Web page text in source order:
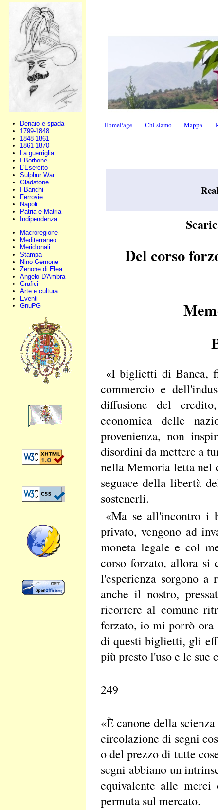
Denaro e spada
1799-1848
1848-1861
1861-1870
La guerriglia
I Borbone
L'Esercito
Sulphur War
Gladstone
I Banchi
Ferrovie
Napoli
Patria e Matria
Indipendenza
Macroregione
Mediterraneo
Meridionali
Stampa
Nino Gernone
Zenone di Elea
Angelo D'Ambra
Grafici
Arte e cultura
Eventi
GnuPG
HomePage Chi siamo Mappa
Del corso
«I biglietti di Banca,
commercio e
diffusione del
economica delle
provenienza, non
disordini da mettere a
nella Memoria letta nel
seguace della libertà
sostenerli.
«Ma se all'incontro i
privato, vengono ad
moneta legale e col
corso forzato, allora si
l'esperienza sorgono
anche il nostro,
ricorrere al comune
forzato, io mi porrò ora
di questi biglietti, gli
più presto l'uso e le sue
249
«È canone della
circolazione di segni
o del prezzo di tutte
segni abbiano un
equivalente alle
permuta sul mercato.